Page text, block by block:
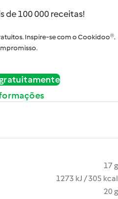
de 100 000 receitas!
Inspire-se com o Cookidoo®.
17 g
1273 kJ / 305 kcal
20 g